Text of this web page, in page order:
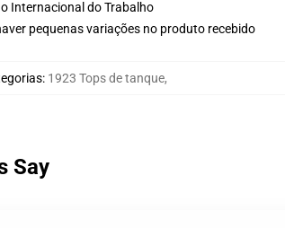
Internacional do Trabalho
pequenas variações no produto recebido
: 1923 Tops de tanque,
Say